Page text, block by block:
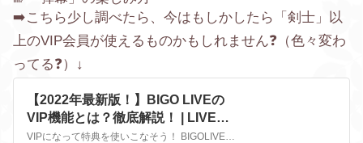
➡️こちら少し調べたら、今はもしかしたら「剣士」以
上のVIP会員が使えるものかもしれません❓（色々変わ
ってる❓）↓
【2022年最新版！】BIGO LIVEの
VIP機能とは？徹底解説！ | LIVER
CAMPUS-ライバーキャンパス-
VIPになって特典を使いこなそう！ BIGOLIVEには『VIP機能』というものがあります。 VIPになると様々な特典を受けることができます。 今回はその『VIP機能』について解説していきます。 VIP機能とは VIP機能とはダイヤで加入で